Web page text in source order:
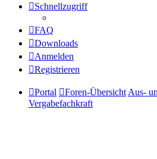
Schnellzugriff
FAQ
Downloads
Anmelden
Registrieren
Portal Foren-Übersicht Aus-
Vergabefachkraft